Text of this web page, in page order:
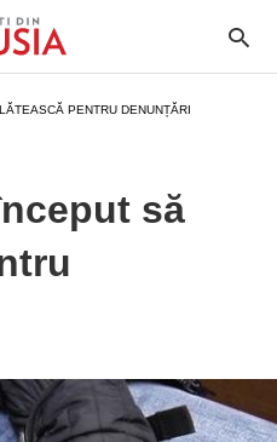
PENTRU DENUNȚĂRI
să